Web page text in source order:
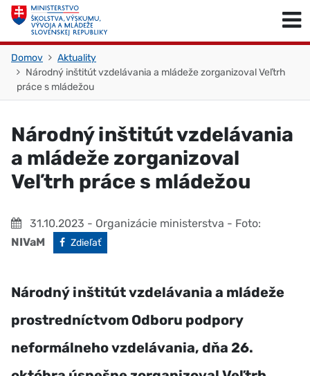
Skočiť na obsah
Domov
Aktuality
Národný inštitút vzdelávania a mládeže zorganizoval Veľtrh
práce s mládežou
Národný inštitút vzdelávania
a mládeže zorganizoval
Veľtrh práce s mládežou
31.10.2023 - Organizácie ministerstva - Foto:
NIVaM
Facebook
Zdieľať
Národný inštitút vzdelávania a mládeže
prostredníctvom Odboru podpory
neformálneho vzdelávania, dňa 26.
Skočiť na začiatok stránky